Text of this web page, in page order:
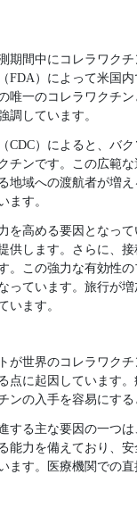
期間中にコレラワク
FDA）によって米国
唯一のコレラワクチ
調しています。
CDC）によると、バ
チンです。この広範
地域への渡航者が増
ます。
を高める要因となっ
供します。さらに、
。この強力な有効性
っています。旅行が
います。
が世界のコレラワク
点に起因しています
ンの入手を容易にす
する主な要因の一つ
能力を備えており、
ます。医療機関での